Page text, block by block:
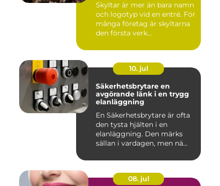
Skyltar är mer än bara namn
och logotyp vid en entré. För
många företag är skyltarna
den första verk...
10. jul
Säkerhetsbrytare en
avgörande länk i en trygg
elanläggning
En Säkerhetsbrytare är ofta
den tysta hjälten i en
elanläggning. Den märks
sällan i vardagen, men nä...
08. jul